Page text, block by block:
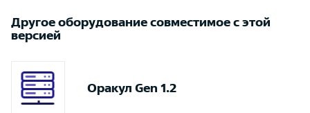
Другое оборудование совместимое с этой
версией
Оракул Gen 1.2